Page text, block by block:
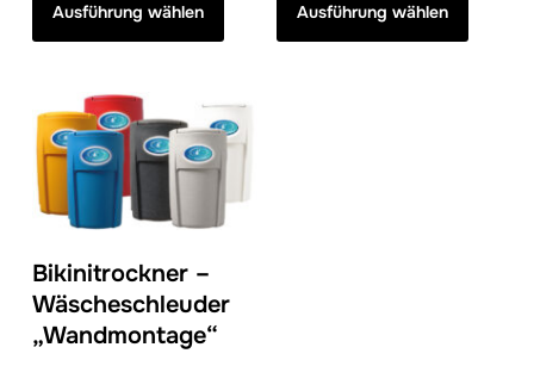
Ausführung wählen
weist
auf.
Die
können
Produktseite
Ausführung wählen
weist
Bikinitrockner –
Wäscheschleuder
„Wandmontage“